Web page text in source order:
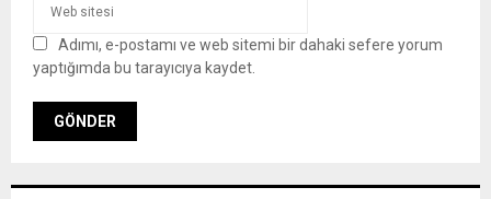
Adımı, e-postamı ve web sitemi bir dahaki sefere yorum
yaptığımda bu tarayıcıya kaydet.